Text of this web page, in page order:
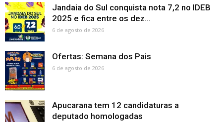
Jandaia do Sul conquista nota 7,2 no IDEB
2025 e fica entre os dez...
6 de agosto de 2026
Ofertas: Semana dos Pais
6 de agosto de 2026
Apucarana tem 12 candidaturas a
deputado homologadas